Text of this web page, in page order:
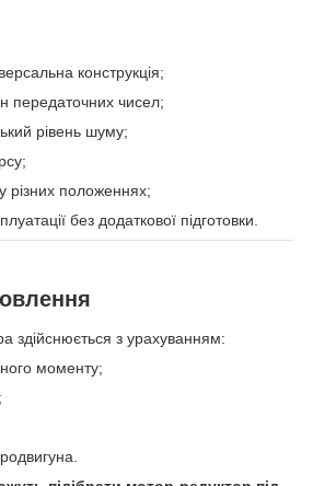
конструкція;
передаточних чисел;
рівень шуму;
різних положеннях;
без додаткової підготовки.
здійснюється з урахуванням:
моменту;